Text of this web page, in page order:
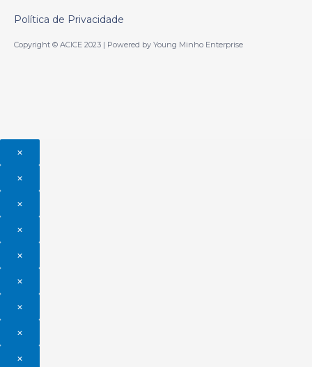
Política de Privacidade
Copyright © ACICE 2023 | Powered by Young Minho Enterprise
×
×
×
×
×
×
×
×
×